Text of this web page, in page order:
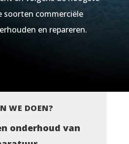
soorten commerciële
en repareren.
WE DOEN?
onderhoud van